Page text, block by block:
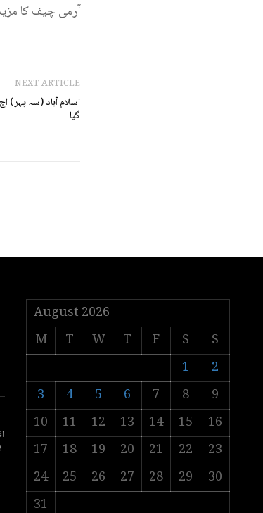
آرمی چیف کا
NEXT ARTICLE
گیا
August 2026
M
T W T F S
S
1
2
3
4 5 6 7 8
9
10
11 12 13 14 15
16
17
18 19 20 21 22
23
24
25 26 27 28 29
30
31